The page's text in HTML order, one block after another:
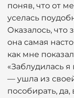
поняв, что от
уселась
Оказалось, что
она самая
как мне
«Заблудилась
— ушла из
пособирать,